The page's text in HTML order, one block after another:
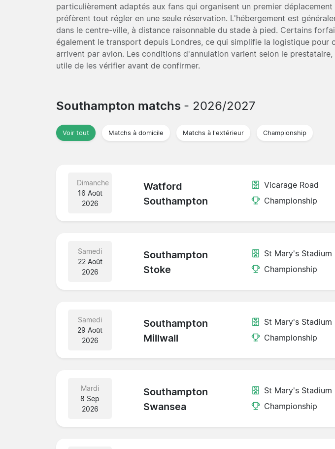
particulièrement adaptés aux fans qui organisent un premier déplacement
préfèrent tout régler en une seule réservation. L'hébergement est
dans le centre-ville, à distance raisonnable du stade à pied. Certains
également le transport depuis Londres, ce qui simplifie la logistique pour
arrivent par avion. Les conditions d'annulation varient selon le
utile de les vérifier avant de confirmer.
Southampton matchs - 2026/2027
Voir tout Matchs à domicile Matchs à l'extérieur Championship
Dimanche
16 Août
2026
Watford
Southampton
Vicarage Road
Championship
Samedi
22 Août
2026
Southampton
Stoke
St Mary's Stadium
Championship
Samedi
29 Août
2026
Southampton
Millwall
St Mary's Stadium
Championship
Mardi
8 Sep
2026
Southampton
Swansea
St Mary's Stadium
Championship